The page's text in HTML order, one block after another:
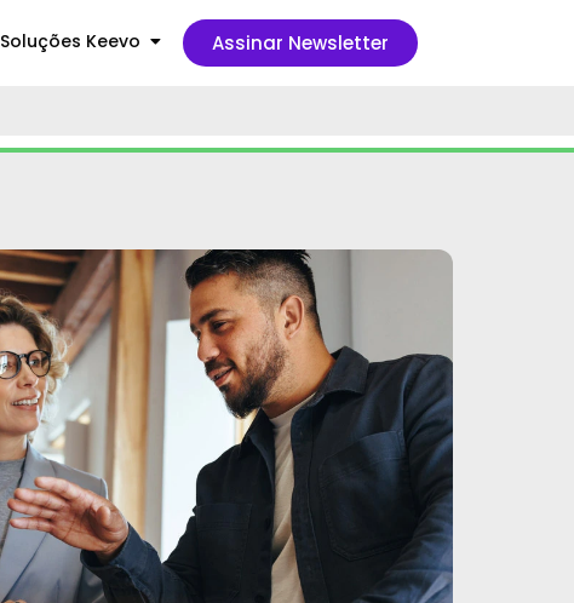
Soluções Keevo Assinar Newsletter